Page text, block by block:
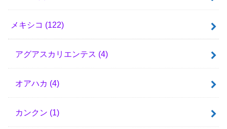
メキシコ (122)
アグアスカリエンテス (4)
オアハカ (4)
カンクン (1)